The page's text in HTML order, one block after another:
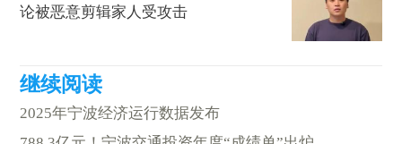
论被恶意剪辑家人受攻击
2025年宁波经济运行数据发布